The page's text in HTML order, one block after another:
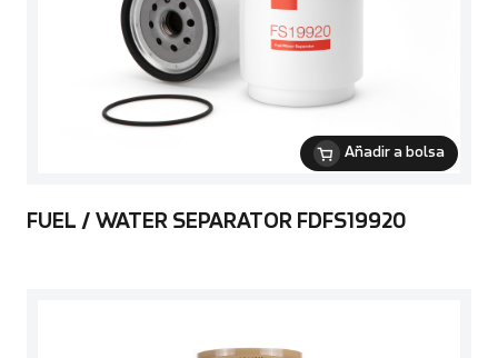
Añadir a bolsa
FUEL / WATER SEPARATOR FDFS19920